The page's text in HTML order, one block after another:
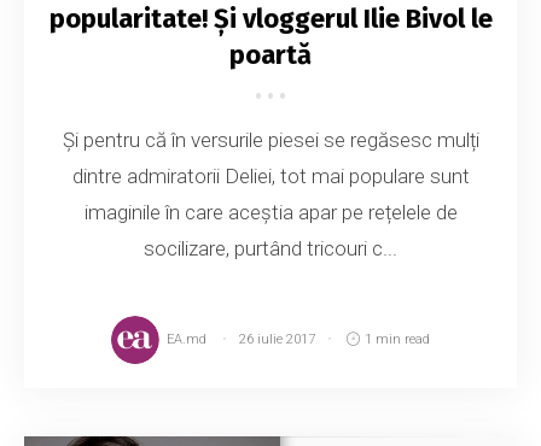
popularitate! Și vloggerul Ilie Bivol le
poartă
Și pentru că în versurile piesei se regăsesc mulți
dintre admiratorii Deliei, tot mai populare sunt
imaginile în care aceștia apar pe rețelele de
socilizare, purtând tricouri c...
EA.md 26 iulie 2017 1 min read